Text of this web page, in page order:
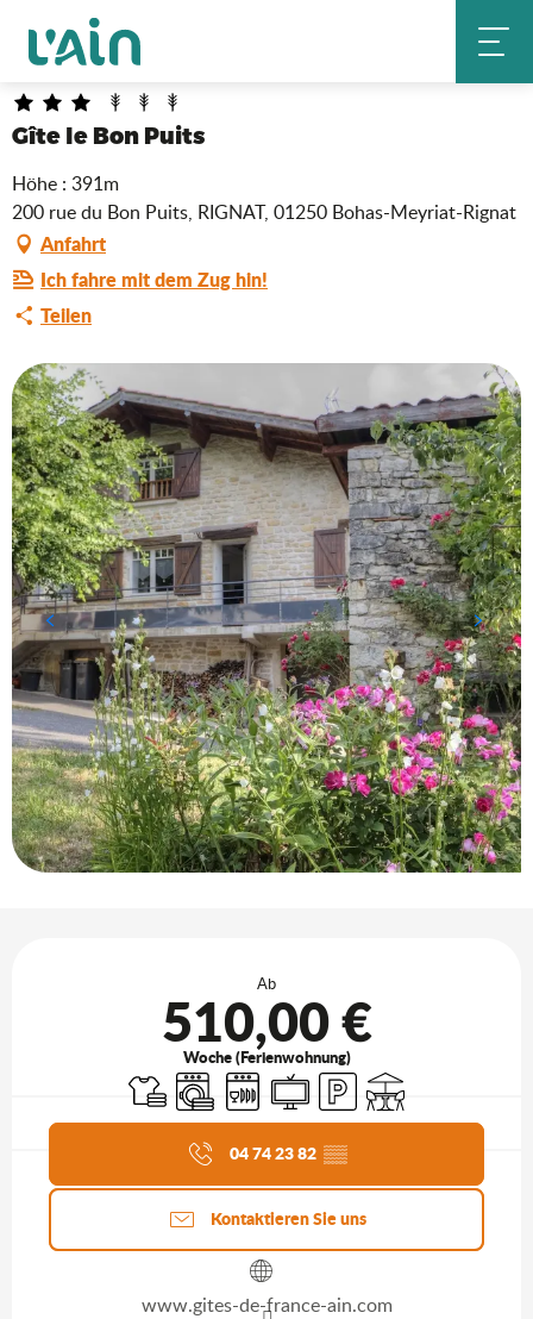
contenu
principal
Startseite
Gîte le Bon Puits
Höhe : 391m
200 rue du Bon Puits, RIGNAT, 01250 Bohas-Meyriat-Rignat
Anfahrt
Ich fahre mit dem Zug hin!
Teilen
Ab
510,00 €
Woche (Ferienwohnung)
Bettwäsche und Laken
Waschmaschine
Geschirrspülmaschine
FernsehenParkplatzTerrasse
Aktuelle Agenda
04 74 23 82 ▒▒
Kontaktieren Sie uns
www.gites-de-france-ain.com